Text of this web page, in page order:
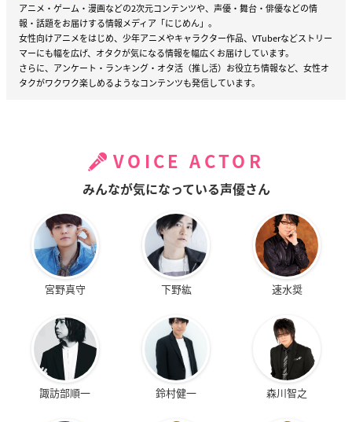
アニメ・ゲーム・漫画などの2次元コンテンツや、声優・舞台・俳優などの情
報・話題をお届けする情報メディア「にじめん」。
女性向けアニメをはじめ、少年アニメやキャラクター作品、VTuberなどストリー
マーにも幅を広げ、オタクが気になる情報を幅広くお届けしています。
さらに、アンケート・ランキング・オタ活（推し活）お役立ち情報など、女性オ
タクがワクワク楽しめるようなコンテンツも発信しています。
VOICE ACTOR
みんなが気になっている声優さん
宮野真守 下野紘 速水奨
諏訪部順一 鈴村健一 森川智之